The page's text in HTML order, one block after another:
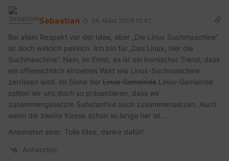
Sebastian 24. März 2009 15:42
Bei allem Respekt vor der Idee, aber „Die Linux Suchmaschine“
ist doch wirklich peinlich. Ich bin für „Das Linux, hier die
Suchmaschine“. Nein, im Ernst, es ist ein komischer Trend, dass
ein offensichtlich einzelnes Wort wie Linux-Suchmaschine
zerrissen wird. Im Sinne der Linux Gemeinde Linux-Gemeinde
sollten wir uns doch so präsentieren, dass wir
zusammengesetzte Substantive auch zusammensetzen. Auch
wenn die zweite Klasse schon so lange her ist…
Ansonsten aber: Tolle Idee, danke dafür!
Antworten